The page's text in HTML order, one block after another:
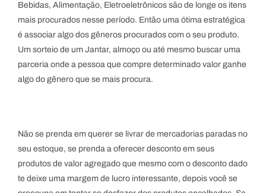
Bebidas, Alimentação, Eletroeletrônicos são de longe os itens
mais procurados nesse período. Então uma ótima estratégica
é associar algo dos gêneros procurados com o seu produto.
Um sorteio de um Jantar, almoço ou até mesmo buscar uma
parceria onde a pessoa que compre determinado valor ganhe
algo do gênero que se mais procura.
Não se prenda em querer se livrar de mercadorias paradas no
seu estoque, se prenda a oferecer desconto em seus
produtos de valor agregado que mesmo com o desconto dado
te deixe uma margem de lucro interessante, depois você se